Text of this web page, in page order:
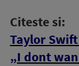
Citeste si:
Taylor
„I dont